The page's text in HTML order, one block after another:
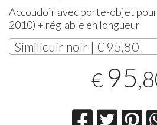
Accoudoir avec porte-objet
2010) + réglable en longueur
Similicuir noir | € 95,80
€ 95